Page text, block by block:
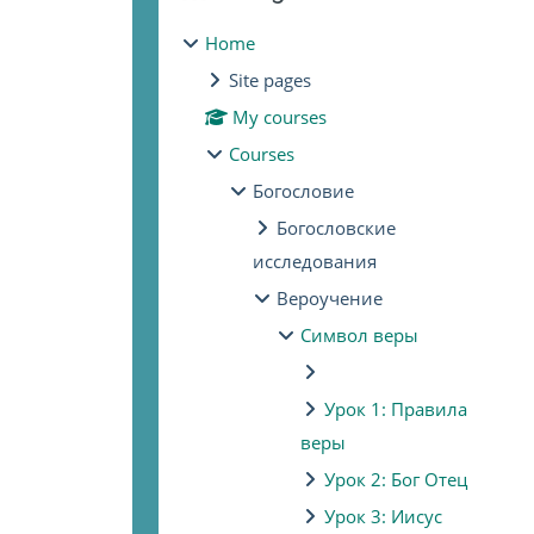
Home
Site pages
My courses
Courses
Богословие
Богословские
исследования
Вероучение
Символ веры
Урок 1: Правила
веры
Урок 2: Бог Отец
Урок 3: Иисус